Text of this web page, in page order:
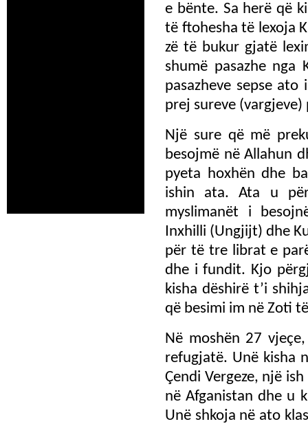
e bënte. Sa herë që
të ftohesha të lexoja
zë të bukur gjatë
shumë pasazhe
pasazheve sepse
prej sureve
Një sure që më
besojmë në Allahun
pyeta hoxhën dhe
ishin ata. Ata u
myslimanët i
Inxhilli (Ungjijt) dhe
për të tre librat e
dhe i fundit. Kjo
kisha dëshirë t’i
që besimi im në Zoti
Në moshën 27
refugjatë. Unë kisha
Çendi Vergeze, një
në Afganistan dhe u
Unë shkoja në ato